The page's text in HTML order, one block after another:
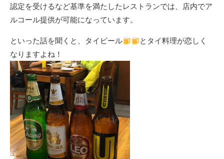
認定を受けるなど基準を満たしたレストランでは、店内でア
ルコール提供が可能になっています。
といった話を聞くと、タイビール
とタイ料理が恋しく
なりますよね！